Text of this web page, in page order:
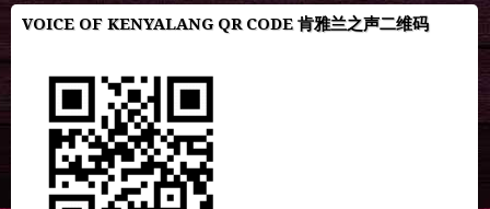
VOICE OF KENYALANG QR CODE 肯雅兰之声二维码